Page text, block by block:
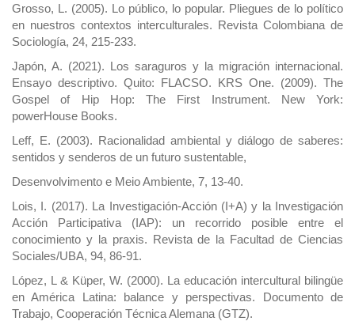
Grosso, L. (2005). Lo público, lo popular. Pliegues de lo político
en nuestros contextos interculturales. Revista Colombiana de
Sociología, 24, 215-233.
Japón, A. (2021). Los saraguros y la migración internacional.
Ensayo descriptivo. Quito: FLACSO. KRS One. (2009). The
Gospel of Hip Hop: The First Instrument. New York:
powerHouse Books.
Leff, E. (2003). Racionalidad ambiental y diálogo de saberes:
sentidos y senderos de un futuro sustentable,
Desenvolvimento e Meio Ambiente, 7, 13-40.
Lois, I. (2017). La Investigación-Acción (I+A) y la Investigación
Acción Participativa (IAP): un recorrido posible entre el
conocimiento y la praxis. Revista de la Facultad de Ciencias
Sociales/UBA, 94, 86-91.
López, L & Küper, W. (2000). La educación intercultural bilingüe
en América Latina: balance y perspectivas. Documento de
Trabajo, Cooperación Técnica Alemana (GTZ).